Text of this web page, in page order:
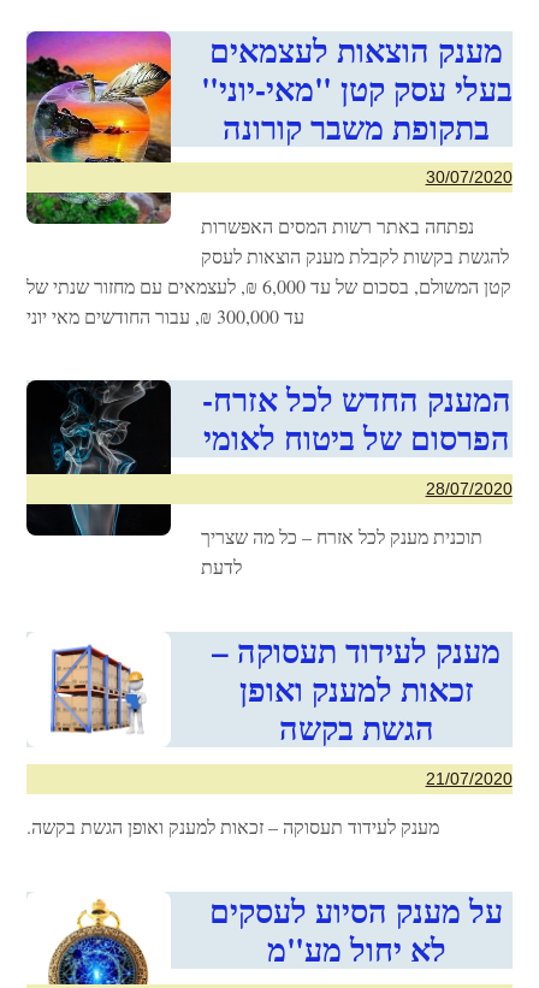
מענק הוצאות לעצמאים
בעלי עסק קטן "מאי-יוני"
בתקופת משבר קורונה
30/07/2020
נפתחה באתר רשות המסים האפשרות
להגשת בקשות לקבלת מענק הוצאות לעסק
קטן המשולם, בסכום של עד 6,000 ₪, לעצמאים עם מחזור שנתי של
עד 300,000 ₪, עבור החודשים מאי יוני
המענק החדש לכל אזרח-
הפרסום של ביטוח לאומי
28/07/2020
תוכנית מענק לכל אזרח – כל מה שצריך
לדעת
מענק לעידוד תעסוקה –
זכאות למענק ואופן
הגשת בקשה
21/07/2020
מענק לעידוד תעסוקה – זכאות למענק ואופן הגשת בקשה.
על מענק הסיוע לעסקים
לא יחול מע"מ